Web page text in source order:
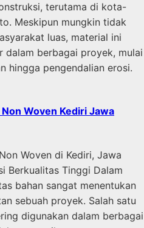
terutama di kota-
Meskipun mungkin tidak
luas, material ini
dalam berbagai proyek, mulai
hingga pengendalian erosi.
Woven Kediri Jawa
Woven di Kediri, Jawa
Berkualitas Tinggi Dalam
bahan sangat menentukan
sebuah proyek. Salah satu
digunakan dalam berbagai